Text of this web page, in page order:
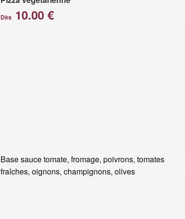
Dès10.00 €
Base sauce tomate, fromage, poivrons, tomates
fraîches, oignons, champignons, olives